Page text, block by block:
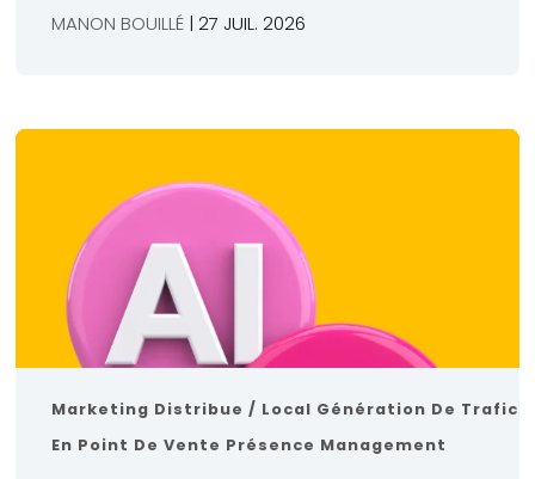
MANON BOUILLÉ | 27 JUIL. 2026
Marketing Distribue / Local Génération De Trafic
En Point De Vente Présence Management